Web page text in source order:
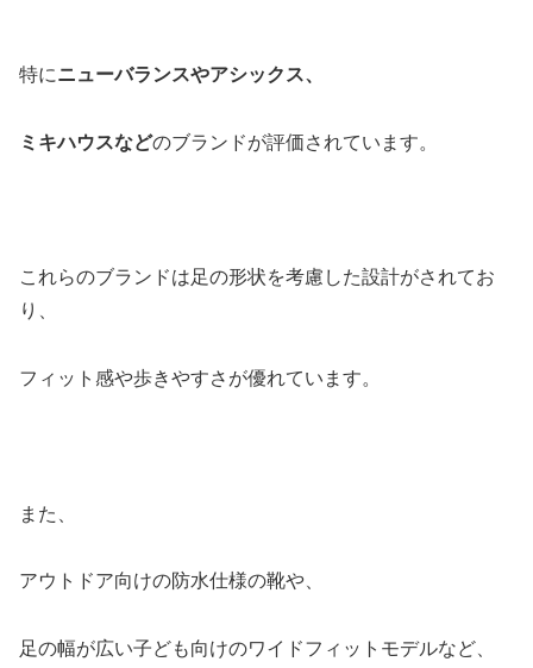
特にニューバランスやアシックス、
ミキハウスなどのブランドが評価されています。
これらのブランドは足の形状を考慮した設計がされてお
り、
フィット感や歩きやすさが優れています。
また、
アウトドア向けの防水仕様の靴や、
足の幅が広い子ども向けのワイドフィットモデルなど、